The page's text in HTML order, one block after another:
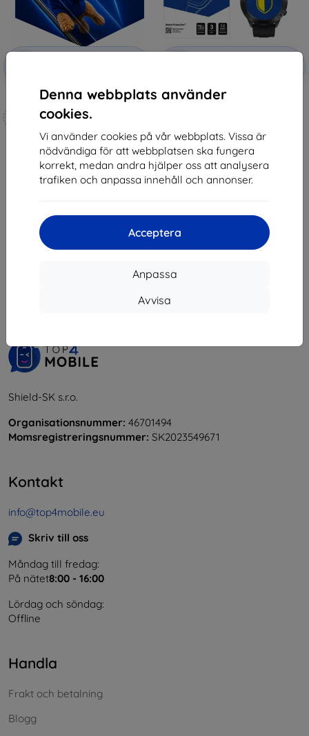
Denna webbplats använder
cookies.
Vi använder cookies på vår webbplats. Vissa är
nödvändiga för att webbplatsen ska fungera
korrekt, medan andra hjälper oss att analysera
trafiken och anpassa innehåll och annonser.
Acceptera
Anpassa
Avvisa
Rabatt
3mk Hammer protective film
Tillverkat efter mått
248 kr
223 kr
I lager 4 st
Rabatt
3MK FlexibleGlass Cubot N1
89 kr
Sista varan i lager
Shield-SK s.r.o.
Organisationsnummer: 46701494
Momsregistreringsnummer: SK2023549671
Kontakt
info@top4mobile.eu
Skriv till oss
Måndag till fredag:
På nätet8:00 - 16:00
Lördag och söndag:
Offline
Handla
Frakt och betalning
Blogg